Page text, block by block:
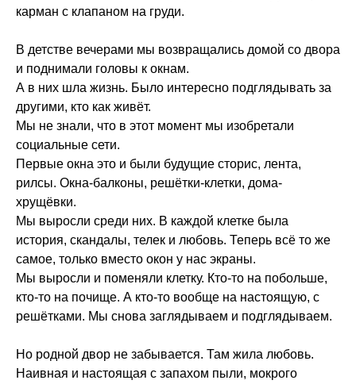
карман с клапаном на груди.
В детстве вечерами мы возвращались домой со двора
и поднимали головы к окнам.
А в них шла жизнь. Было интересно подглядывать за
другими, кто как живёт.
Мы не знали, что в этот момент мы изобретали
социальные сети.
Первые окна это и были будущие сторис, лента,
рилсы. Окна-балконы, решётки-клетки, дома-
хрущёвки.
Мы выросли среди них. В каждой клетке была
история, скандалы, телек и любовь. Теперь всё то же
самое, только вместо окон у нас экраны.
Мы выросли и поменяли клетку. Кто-то на побольше,
кто-то на почище. А кто-то вообще на настоящую, с
решётками. Мы снова заглядываем и подглядываем.
Но родной двор не забывается. Там жила любовь.
Наивная и настоящая с запахом пыли, мокрого